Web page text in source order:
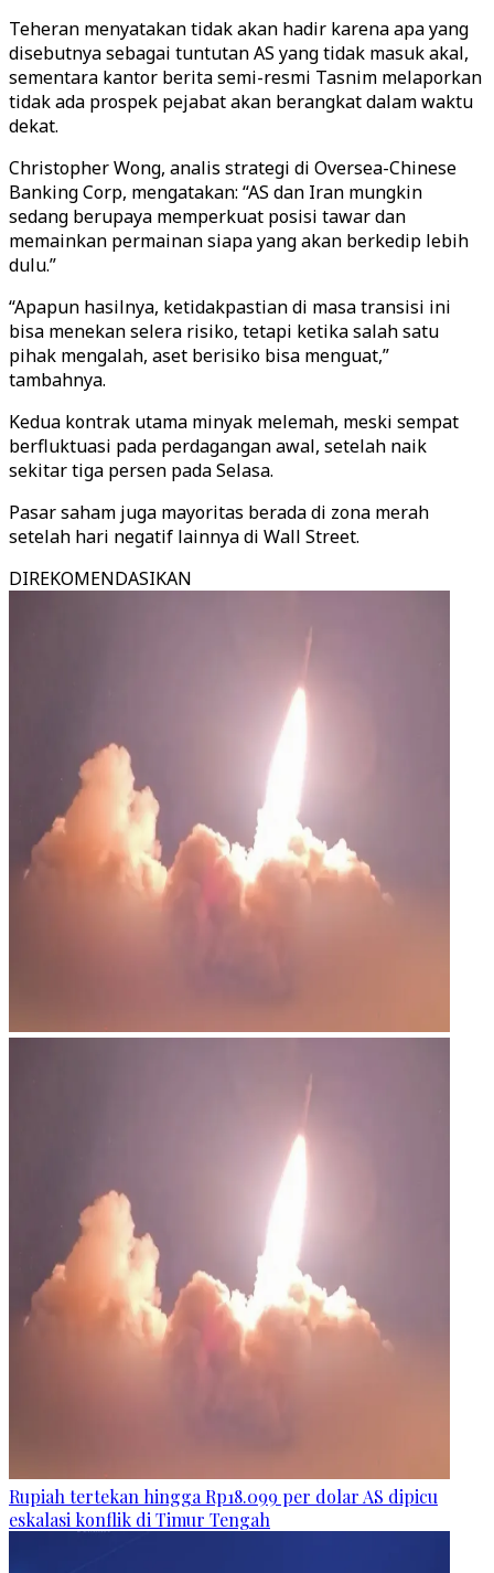
Teheran menyatakan tidak akan hadir karena apa yang
disebutnya sebagai tuntutan AS yang tidak masuk akal,
sementara kantor berita semi-resmi Tasnim melaporkan
tidak ada prospek pejabat akan berangkat dalam waktu
dekat.
Christopher Wong, analis strategi di Oversea-Chinese
Banking Corp, mengatakan: “AS dan Iran mungkin
sedang berupaya memperkuat posisi tawar dan
memainkan permainan siapa yang akan berkedip lebih
dulu.”
“Apapun hasilnya, ketidakpastian di masa transisi ini
bisa menekan selera risiko, tetapi ketika salah satu
pihak mengalah, aset berisiko bisa menguat,”
tambahnya.
Kedua kontrak utama minyak melemah, meski sempat
berfluktuasi pada perdagangan awal, setelah naik
sekitar tiga persen pada Selasa.
Pasar saham juga mayoritas berada di zona merah
setelah hari negatif lainnya di Wall Street.
DIREKOMENDASIKAN
Rupiah tertekan hingga Rp18.099 per dolar AS dipicu
eskalasi konflik di Timur Tengah